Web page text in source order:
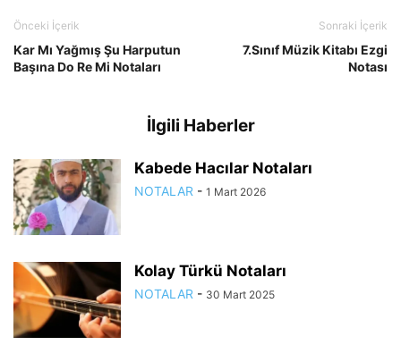
Önceki İçerik
Kar Mı Yağmış Şu Harputun
Başına Do Re Mi Notaları
Sonraki İçerik
7.Sınıf Müzik Kitabı Ezgi
Notası
İlgili Haberler
Kabede Hacılar Notaları
NOTALAR - 1 Mart 2026
Kolay Türkü Notaları
NOTALAR - 30 Mart 2025